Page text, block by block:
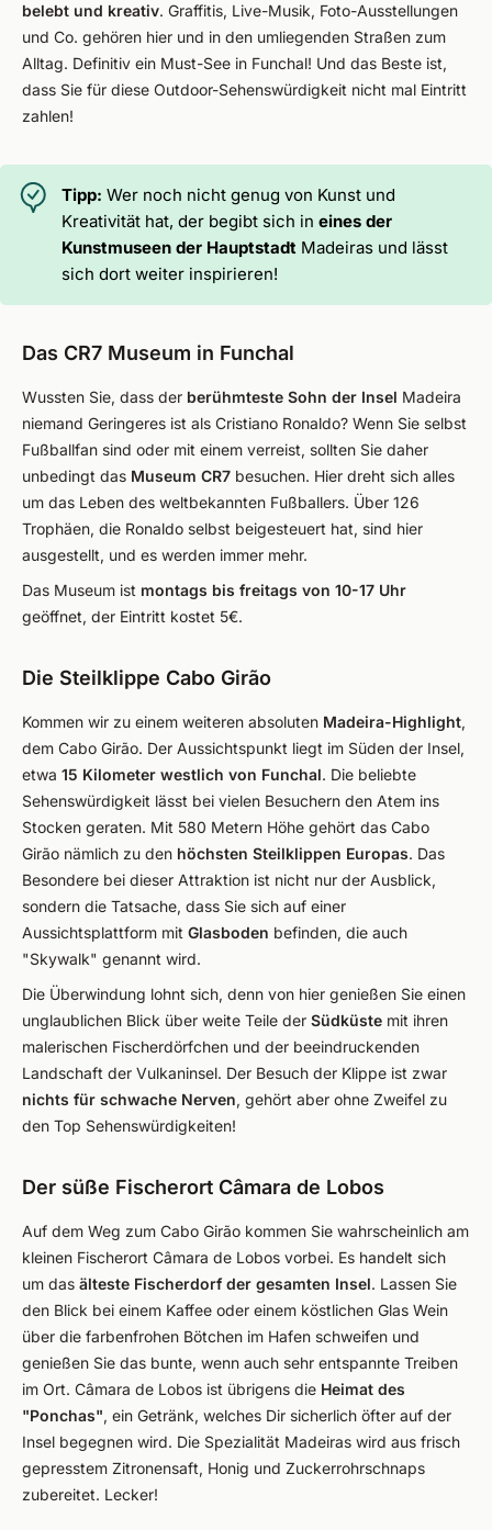
belebt und kreativ. Graffitis, Live-Musik, Foto-Ausstellungen
und Co. gehören hier und in den umliegenden Straßen zum
Alltag. Definitiv ein Must-See in Funchal! Und das Beste ist,
dass Sie für diese Outdoor-Sehenswürdigkeit nicht mal Eintritt
zahlen!
Tipp: Wer noch nicht genug von Kunst und
Kreativität hat, der begibt sich in eines der
Kunstmuseen der Hauptstadt Madeiras und lässt
sich dort weiter inspirieren!
Das CR7 Museum in Funchal
Wussten Sie, dass der berühmteste Sohn der Insel Madeira
niemand Geringeres ist als Cristiano Ronaldo? Wenn Sie selbst
Fußballfan sind oder mit einem verreist, sollten Sie daher
unbedingt das Museum CR7 besuchen. Hier dreht sich alles
um das Leben des weltbekannten Fußballers. Über 126
Trophäen, die Ronaldo selbst beigesteuert hat, sind hier
ausgestellt, und es werden immer mehr.
Das Museum ist montags bis freitags von 10-17 Uhr
geöffnet, der Eintritt kostet 5€.
Die Steilklippe Cabo Girão
Kommen wir zu einem weiteren absoluten Madeira-Highlight,
dem Cabo Girão. Der Aussichtspunkt liegt im Süden der Insel,
etwa 15 Kilometer westlich von Funchal. Die beliebte
Sehenswürdigkeit lässt bei vielen Besuchern den Atem ins
Stocken geraten. Mit 580 Metern Höhe gehört das Cabo
Girão nämlich zu den höchsten Steilklippen Europas. Das
Besondere bei dieser Attraktion ist nicht nur der Ausblick,
sondern die Tatsache, dass Sie sich auf einer
Aussichtsplattform mit Glasboden befinden, die auch
"Skywalk" genannt wird.
Die Überwindung lohnt sich, denn von hier genießen Sie einen
unglaublichen Blick über weite Teile der Südküste mit ihren
malerischen Fischerdörfchen und der beeindruckenden
Landschaft der Vulkaninsel. Der Besuch der Klippe ist zwar
nichts für schwache Nerven, gehört aber ohne Zweifel zu
den Top Sehenswürdigkeiten!
Der süße Fischerort Câmara de Lobos
Auf dem Weg zum Cabo Girão kommen Sie wahrscheinlich am
kleinen Fischerort Câmara de Lobos vorbei. Es handelt sich
um das älteste Fischerdorf der gesamten Insel. Lassen Sie
den Blick bei einem Kaffee oder einem köstlichen Glas Wein
über die farbenfrohen Bötchen im Hafen schweifen und
genießen Sie das bunte, wenn auch sehr entspannte Treiben
im Ort. Câmara de Lobos ist übrigens die Heimat des
"Ponchas", ein Getränk, welches Dir sicherlich öfter auf der
Insel begegnen wird. Die Spezialität Madeiras wird aus frisch
gepresstem Zitronensaft, Honig und Zuckerrohrschnaps
zubereitet. Lecker!